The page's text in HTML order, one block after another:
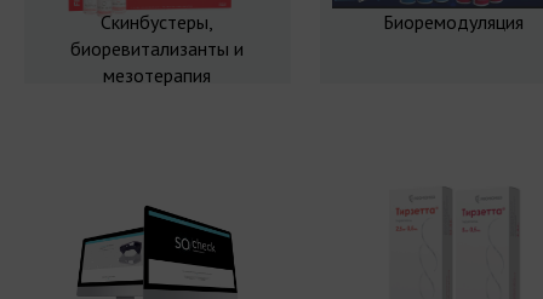
Скинбустеры,
биоревитализанты и
мезотерапия
Биоремодуляция